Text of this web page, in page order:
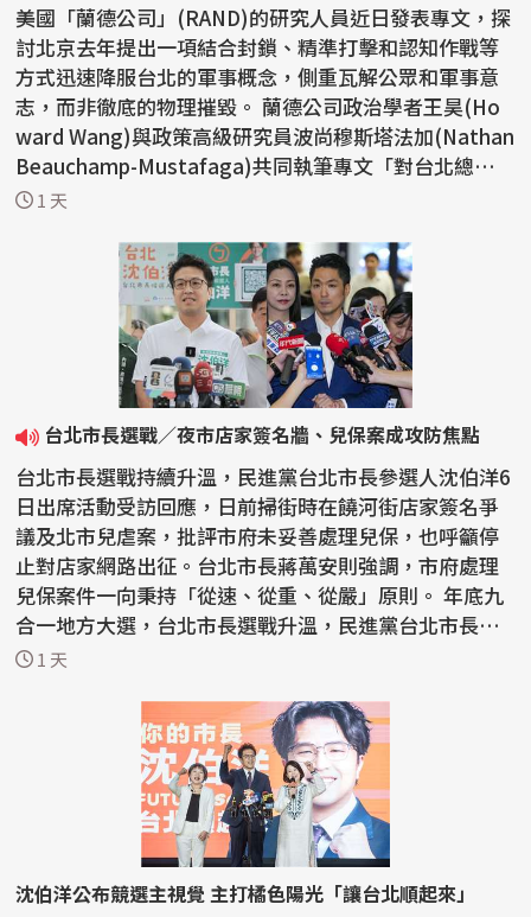
美國「蘭德公司」(RAND)的研究人員近日發表專文，探
討北京去年提出一項結合封鎖、精準打擊和認知作戰等
方式迅速降服台北的軍事概念，側重瓦解公眾和軍事意
志，而非徹底的物理摧毀。 蘭德公司政治學者王昊(Ho
ward Wang)與政策高級研究員波尚穆斯塔法加(Nathan
Beauchamp-Mustafaga)共同執筆專文「對台北總體
戰：中國探...
1 天
台北市長選戰／夜市店家簽名牆、兒保案成攻防焦點
台北市長選戰持續升溫，民進黨台北市長參選人沈伯洋6
日出席活動受訪回應，日前掃街時在饒河街店家簽名爭
議及北市兒虐案，批評市府未妥善處理兒保，也呼籲停
止對店家網路出征。台北市長蔣萬安則強調，市府處理
兒保案件一向秉持「從速、從重、從嚴」原則。 年底九
合一地方大選，台北市長選戰升溫，民進黨台北市長參
選人...
1 天
沈伯洋公布競選主視覺 主打橘色陽光「讓台北順起來」